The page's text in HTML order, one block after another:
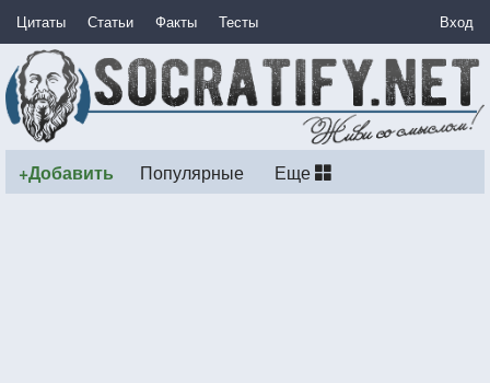
Цитаты Статьи Факты Тесты Вход
+Добавить Популярные Еще